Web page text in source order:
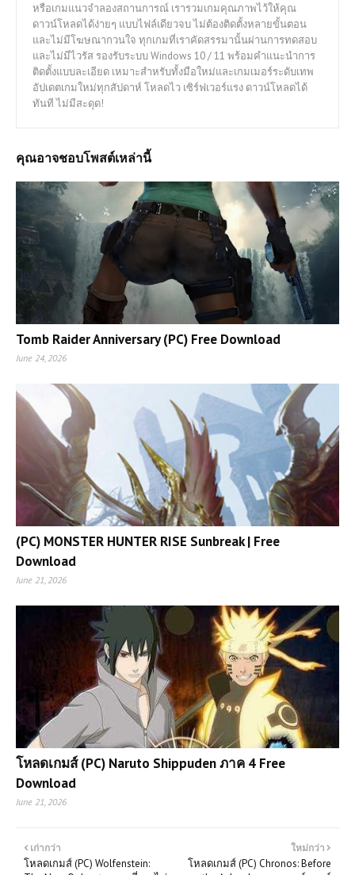
หรือเกมแนวจำลองสถานการณ์ เรารวมเกมคุณภาพไว้ให้คุณ
ดาวน์โหลดได้ง่ายๆ แบบไฟล์เดียวจบ ไม่ต้องติดตั้งหลายขั้นตอน
และไม่มีโฆษณากวนใจ ทุกเกมที่เราคัดสรรมานั้นผ่านการทดสอบ
และไม่มีไวรัส รองรับระบบ Windows 10 / 11 พร้อมคำแนะนำการ
ติดตั้งแบบละเอียด เหมาะสำหรับทั้งมือใหม่และเกมเมอร์ระดับเทพ
อัปเดตเกมใหม่ทุกสัปดาห์ โหลดไว เซิร์ฟเวอร์แรง ดาวน์โหลดได้
ทันที ไม่มีสะดุด!
คุณอาจชอบโพสต์เหล่านี้
Tomb Raider Anniversary (PC) Free Download
June 24, 2026
(PC) MONSTER HUNTER RISE Sunbreak | Free
Download
June 21, 2026
โหลดเกมส์ (PC) Naruto Shippuden ภาค 4 Free
Download
June 21, 2026
ใหม่กว่า
โหลดเกมส์ (PC) Chronos: Before
เก่ากว่า
โหลดเกมส์ (PC) Wolfenstein: